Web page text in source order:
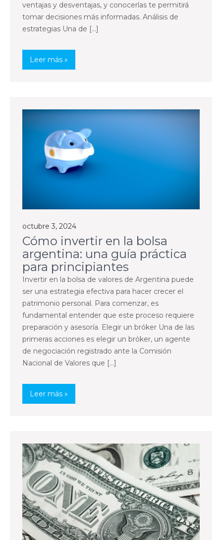
ventajas y desventajas, y conocerlas te permitirá
tomar decisiones más informadas. Análisis de
estrategias Una de […]
Leer más »
octubre 3, 2024
Cómo invertir en la bolsa
argentina: una guía práctica
para principiantes
Invertir en la bolsa de valores de Argentina puede
ser una estrategia efectiva para hacer crecer el
patrimonio personal. Para comenzar, es
fundamental entender que este proceso requiere
preparación y asesoría. Elegir un bróker Una de las
primeras acciones es elegir un bróker, un agente
de negociación registrado ante la Comisión
Nacional de Valores que […]
Leer más »